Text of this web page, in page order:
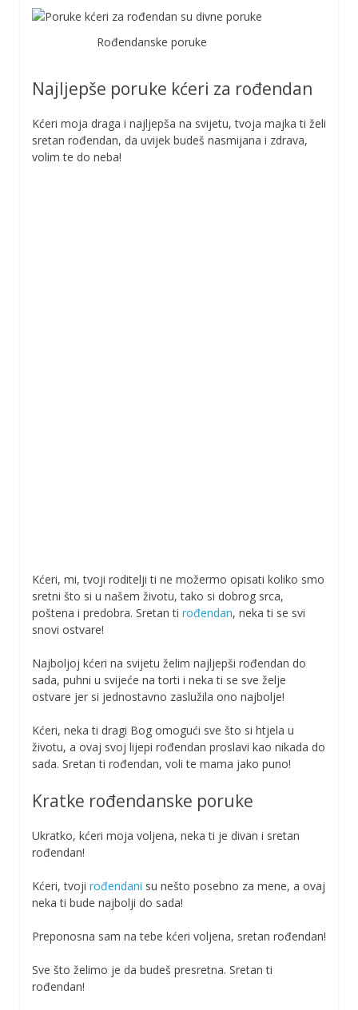
Rođendanske poruke
Najljepše poruke kćeri za rođendan
Kćeri moja draga i najljepša na svijetu, tvoja majka ti želi
sretan rođendan, da uvijek budeš nasmijana i zdrava,
volim te do neba!
Kćeri, mi, tvoji roditelji ti ne možermo opisati koliko smo
sretni što si u našem životu, tako si dobrog srca,
poštena i predobra. Sretan ti rođendan, neka ti se svi
snovi ostvare!
Najboljoj kćeri na svijetu želim najljepši rođendan do
sada, puhni u svijeće na torti i neka ti se sve želje
ostvare jer si jednostavno zaslužila ono najbolje!
Kćeri, neka ti dragi Bog omogući sve što si htjela u
životu, a ovaj svoj lijepi rođendan proslavi kao nikada do
sada. Sretan ti rođendan, voli te mama jako puno!
Kratke rođendanske poruke
Ukratko, kćeri moja voljena, neka ti je divan i sretan
rođendan!
Kćeri, tvoji rođendani su nešto posebno za mene, a ovaj
neka ti bude najbolji do sada!
Preponosna sam na tebe kćeri voljena, sretan rođendan!
Sve što želimo je da budeš presretna. Sretan ti
rođendan!